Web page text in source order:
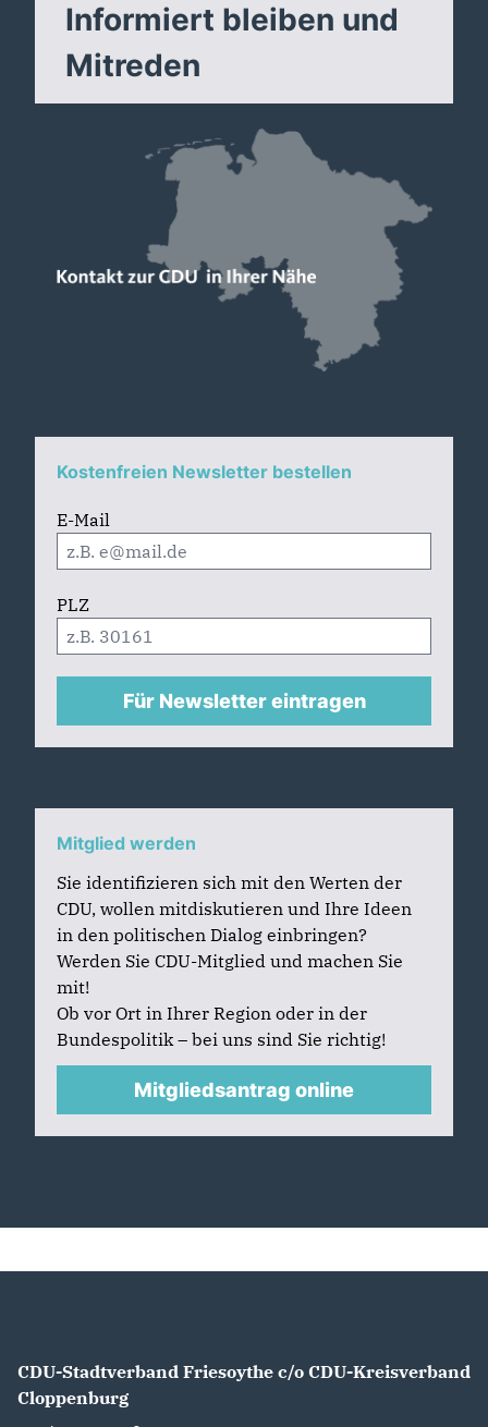
Informiert bleiben und
Mitreden
Kostenfreien Newsletter bestellen
E-Mail
PLZ
Für Newsletter eintragen
Mitglied werden
Sie identifizieren sich mit den Werten der
CDU, wollen mitdiskutieren und Ihre Ideen
in den politischen Dialog einbringen?
Werden Sie CDU-Mitglied und machen Sie
mit!
Ob vor Ort in Ihrer Region oder in der
Bundespolitik – bei uns sind Sie richtig!
Mitgliedsantrag online
CDU-Stadtverband Friesoythe c/o CDU-Kreisverband
Cloppenburg